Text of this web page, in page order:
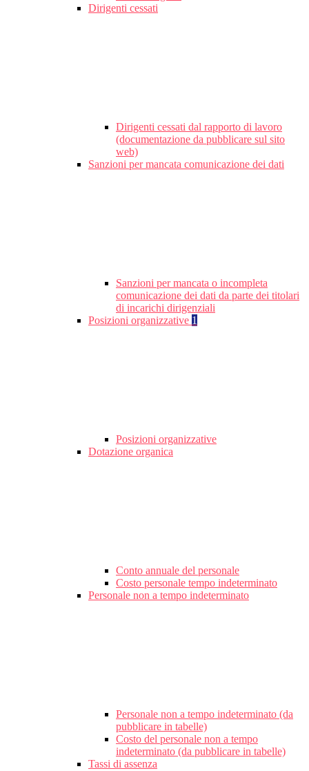
Dirigenti cessati
Dirigenti cessati dal rapporto di lavoro
(documentazione da pubblicare sul sito
web)
Sanzioni per mancata comunicazione dei dati
Sanzioni per mancata o incompleta
comunicazione dei dati da parte dei titolari
di incarichi dirigenziali
Posizioni organizzative 1
Posizioni organizzative
Dotazione organica
Conto annuale del personale
Costo personale tempo indeterminato
Personale non a tempo indeterminato
Personale non a tempo indeterminato (da
pubblicare in tabelle)
Costo del personale non a tempo
indeterminato (da pubblicare in tabelle)
Tassi di assenza